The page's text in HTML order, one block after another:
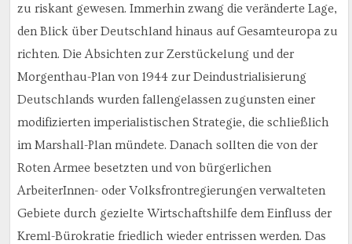
zu riskant gewesen. Immerhin zwang die veränderte Lage,
den Blick über Deutschland hinaus auf Gesamteuropa zu
richten. Die Absichten zur Zerstückelung und der
Morgenthau-Plan von 1944 zur Deindustrialisierung
Deutschlands wurden fallengelassen zugunsten einer
modifizierten imperialistischen Strategie, die schließlich
im Marshall-Plan mündete. Danach sollten die von der
Roten Armee besetzten und von bürgerlichen
ArbeiterInnen- oder Volksfrontregierungen verwalteten
Gebiete durch gezielte Wirtschaftshilfe dem Einfluss der
Kreml-Bürokratie friedlich wieder entrissen werden. Das